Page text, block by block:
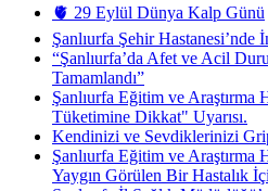
🫀 29 Eylül Dünya Kalp Günü
Şanlıurfa Şehir Hastanesi’nde
“Şanlıurfa’da Afet ve Acil
Tamamlandı”
Şanlıurfa Eğitim ve Araştırma
Tüketimine Dikkat" Uyarısı.
Kendinizi ve Sevdiklerinizi
Şanlıurfa Eğitim ve Araştırma
Yaygın Görülen Bir Hastalık